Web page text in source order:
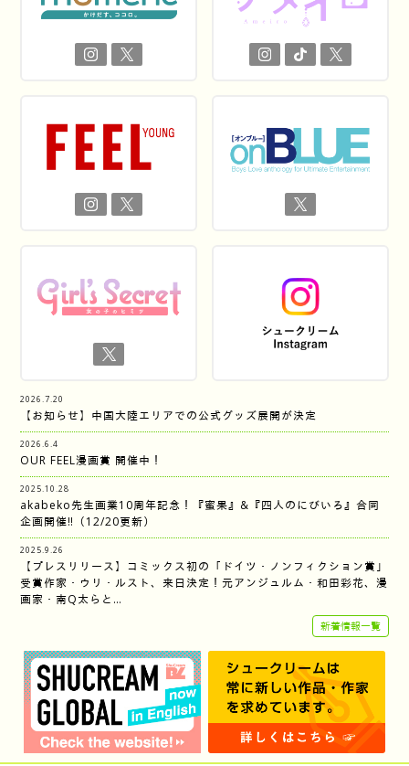
2026.7.20
【お知らせ】中国大陸エリアでの公式グッズ展開が決定
2026.6.4
OUR FEEL漫画賞 開催中！
2025.10.28
akabeko先生画業10周年記念！『蜜果』&『四人のにびいろ』合同
企画開催‼︎（12/20更新）
2025.9.26
【プレスリリース】コミックス初の「ドイツ・ノンフィクション賞」
受賞作家・ウリ・ルスト、来日決定！元アンジュルム・和田彩花、漫
画家・南Q太らと…
新着情報一覧